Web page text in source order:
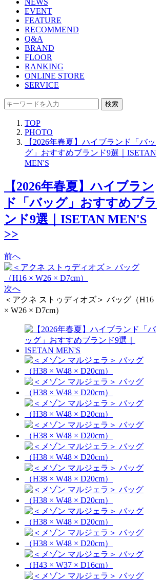
EVENT
FEATURE
RECOMMEND
Q&A
BRAND
FLOOR
RANKING
ONLINE STORE
SERVICE
検索
TOP
PHOTO
【2026年春夏】ハイブランド「バッ
グ」おすすめブランド9選｜ISETAN
MEN'S
【2026年春夏】ハイブラン
ド「バッグ」おすすめブラ
ンド9選｜ISETAN MEN'S
>>
前へ
次へ
＜アクネ ストゥディオズ＞ バッグ（H16
× W26 × D7cm）